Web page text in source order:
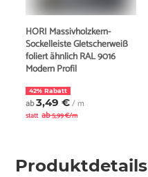
HORI Massivholzkern-
Sockelleiste Gletscherweiß
foliert ähnlich RAL 9016
Modern Profil
42% Rabatt
ab3,49 €/ m
statt ab5,99 €/m
Produktdetails